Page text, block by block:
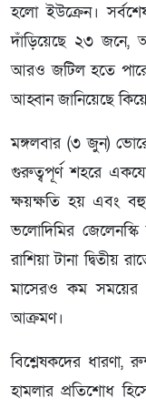
হলো ইউক্রেন।
দাঁড়িয়েছে ২৩ জনে,
আরও জটিল হতে
আহ্বান জানিয়েছে
মঙ্গলবার (৩ জুন)
গুরুত্বপূর্ণ শহরে
ক্ষয়ক্ষতি হয় এবং বহু
ভলোদিমির
রাশিয়া টানা দ্বিতীয়
মাসেরও কম সময়ের
আক্রমণ।
বিশ্লেষকদের ধারণা,
হামলার প্রতিশোধ